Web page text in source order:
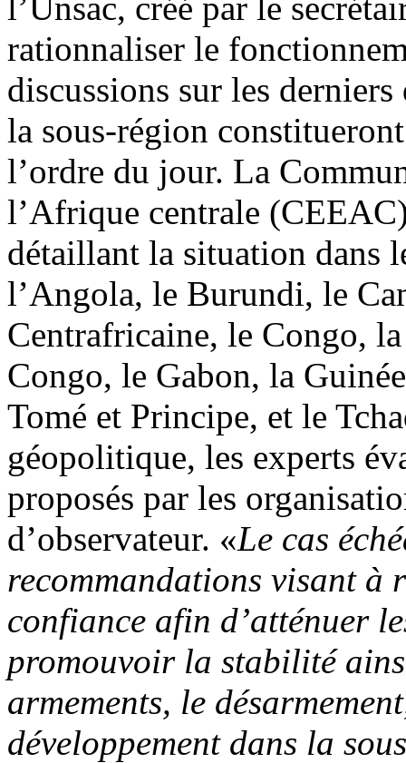
rationnaliser le
discussions sur les
la sous-région
l’ordre du jour. La
l’Afrique centrale
détaillant la situation dans
l’Angola, le Burundi, le
Centrafricaine, le Congo,
Congo, le Gabon, la
Tomé et Principe, et le
géopolitique, les experts
proposés par les
d’observateur. «Le cas
recommandations visant
confiance afin d’atténuer
promouvoir la stabilité
armements, le
développement dans la